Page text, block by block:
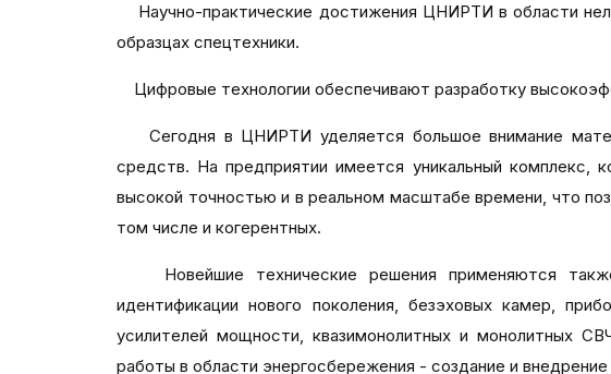
Научно-практические достижения ЦНИРТИ в области
образцах спецтехники.
Цифровые технологии обеспечивают разработку
Сегодня в ЦНИРТИ уделяется большое внимание
средств. На предприятии имеется уникальный комплекс,
высокой точностью и в реальном масштабе времени, что
том числе и когерентных.
Новейшие технические решения применяются также
идентификации нового поколения, безэховых камер,
усилителей мощности, квазимонолитных и монолитных
работы в области энергосбережения - создание и